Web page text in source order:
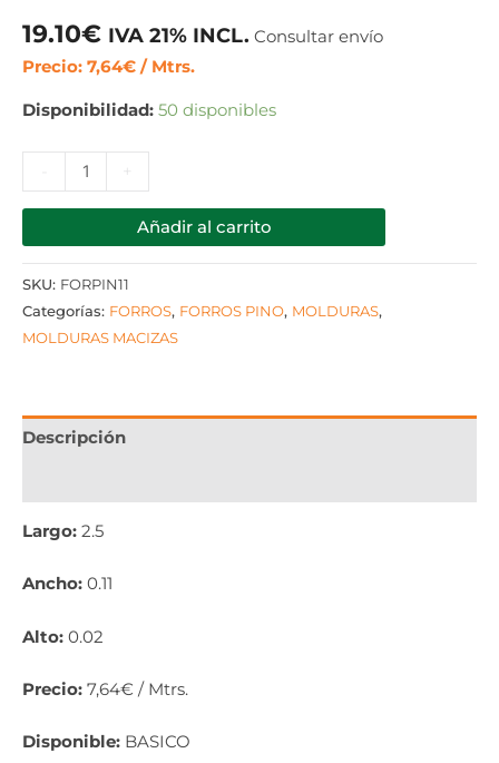
19.10€ IVA 21% INCL. Consultar envío
Precio: 7,64€ / Mtrs.
Disponibilidad: 50 disponibles
+
Añadir al carrito
SKU: FORPIN11
Categorías: FORROS, FORROS PINO, MOLDURAS,
MOLDURAS MACIZAS
Descripción
Largo: 2.5
Ancho: 0.11
Alto: 0.02
Precio: 7,64€ / Mtrs.
Disponible: BASICO